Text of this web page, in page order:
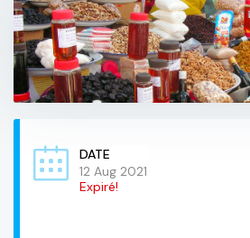
DATE
12 Aug 2021
Expiré!